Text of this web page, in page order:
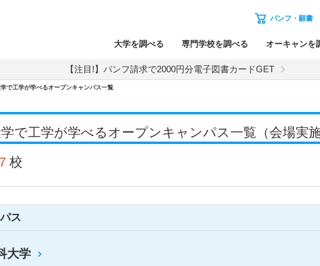
パンフ・願書
大学を調べる 専門学校を調べる オーキャンを
【注目!】パンフ請求で2000円分電子図書カードGET
学で工学が学べるオープンキャンパス一覧
で工学が学べるオープンキャンパス一覧（会場実施
校
ス
大学